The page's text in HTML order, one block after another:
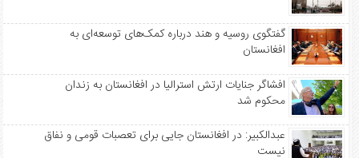
گفتگوی روسیه و هند درباره کمک‌های توسعه‌ای به
افغانستان
افشاگر جنایات ارتش استرالیا در افغانستان به زندان
محکوم شد
عبدالکبیر: در افغانستان جایی برای تعصبات قومی و نفاق
نیست